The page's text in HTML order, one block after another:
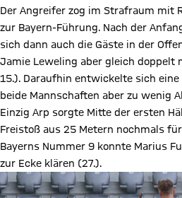
Der Angreifer zog im Strafraum mit
zur Bayern-Führung. Nach der
sich dann auch die Gäste in der
Jamie Leweling aber gleich doppelt
15.). Daraufhin entwickelte sich
beide Mannschaften aber zu wenig
Einzig Arp sorgte Mitte der ersten
Freistoß aus 25 Metern nochmals
Bayerns Nummer 9 konnte Marius
zur Ecke klären (27.).